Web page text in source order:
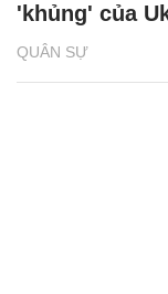
QUÂN SỰ
'khủng' của